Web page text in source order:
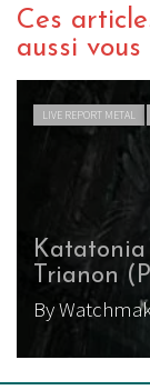
Ces
aussi vous
LIVE REPORT METAL
Trianon
By